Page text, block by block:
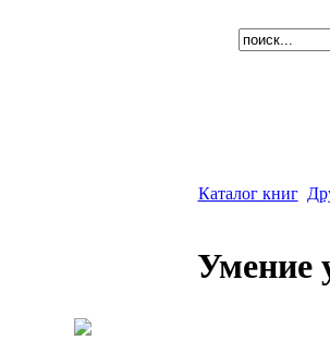
Каталог книг
Умение